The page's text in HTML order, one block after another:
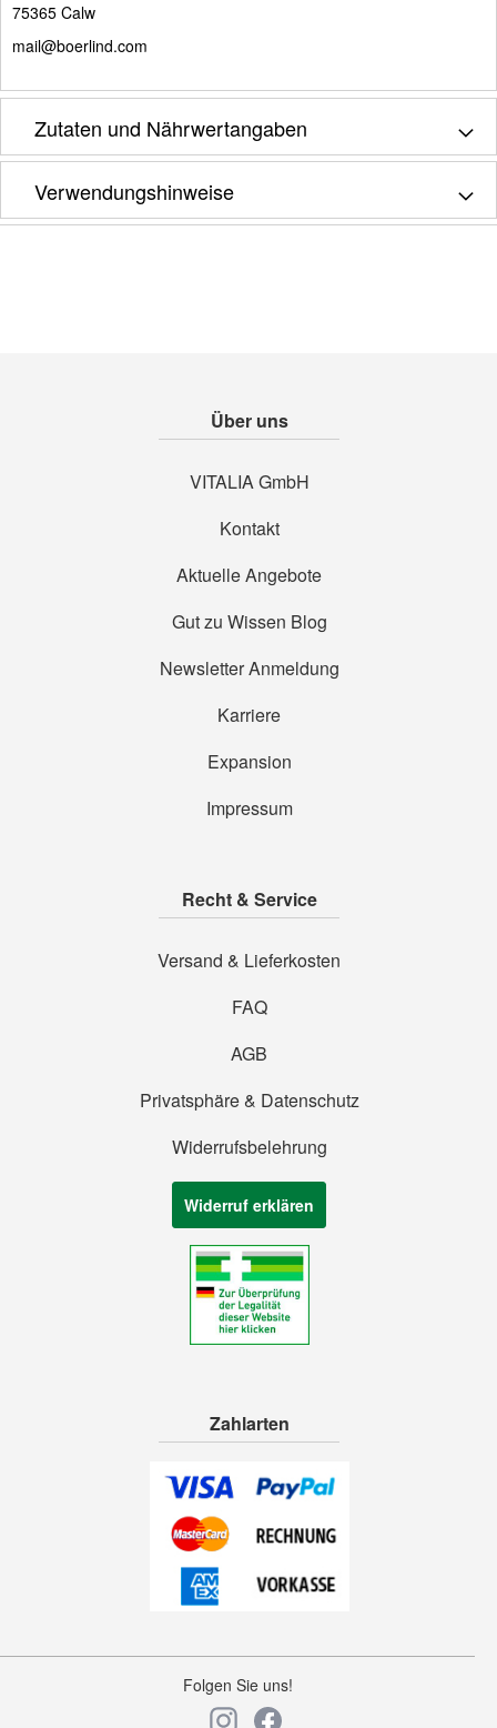
75365 Calw
mail@boerlind.com
Zutaten und Nährwertangaben
Verwendungshinweise
Über uns
VITALIA GmbH
Kontakt
Aktuelle Angebote
Gut zu Wissen Blog
Newsletter Anmeldung
Karriere
Expansion
Impressum
Recht & Service
Versand & Lieferkosten
FAQ
AGB
Privatsphäre & Datenschutz
Widerrufsbelehrung
Widerruf erklären
Zahlarten
Folgen Sie uns!